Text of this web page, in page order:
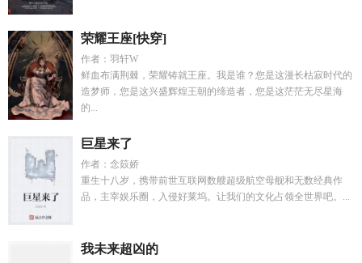
荣耀王座[快穿]
作者：羽轩W
鲜血布满荆棘，荣耀铸就王座。我是谁？您是这漫长枯寂时代的
造梦师，您是这兴盛辉煌王朝的缔造者，您是这茫茫无尽星海
的...
巨星来了
作者：念笯娇
重生十八岁，携带前世互联网数艘超级航空母舰和无数经典作
品，主宰娱乐圈，入侵好莱坞。让我们的文化占领全世界吧。...
我未来超凶的